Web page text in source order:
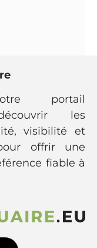
portail
les
visibilité et
offrir une
fiable à